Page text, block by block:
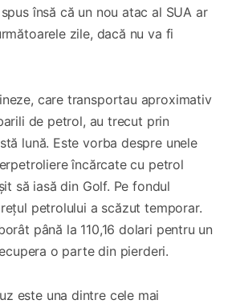
însă că un nou atac al SUA ar
zile, dacă nu va fi
care transportau aproximativ
de petrol, au trecut prin
lună. Este vorba despre unele
încărcate cu petrol
să iasă din Golf. Pe fondul
petrolului a scăzut temporar.
până la 110,16 dolari pentru un
o parte din pierderi.
este una dintre cele mai